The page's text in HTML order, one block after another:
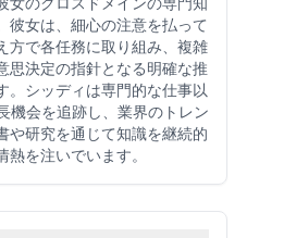
彼女は、細心の注意を払って
方で各任務に取り組み、複雑
思決定の指針となる明確な推
。シッディは専門的な仕事以
機会を追跡し、業界のトレン
や研究を通じて知識を継続的
熱を注いでいます。